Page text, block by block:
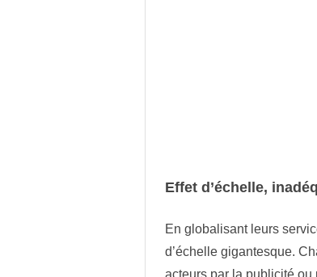
Effet d’échelle,
En globalisant leurs
d’échelle gigantesque.
acteurs par la publicité